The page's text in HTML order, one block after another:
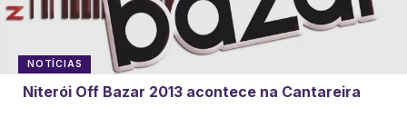
NOTÍCIAS
Niterói Off Bazar 2013 acontece na Cantareira